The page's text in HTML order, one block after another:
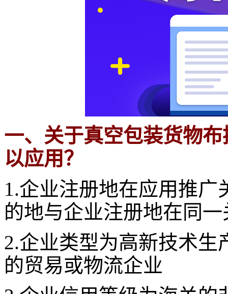
一、关于真空包装货物
以应用？
1.企业注册地在应用推
的地与企业注册地在同
2.企业类型为高新技术生
的贸易或物流企业